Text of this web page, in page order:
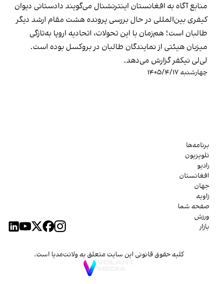
منابع آگاه به افغانستان اینترنشنال می‌گویند دادستانی دیوان
کیفری بین‌المللی در حال بررسی پرونده هشت مقام ارشد دیگر
طالبان است؛ هم‌زمان با این تحولات، اتحادیه اروپا به‌تازگی
میزبان هیئتی از نمایندگان طالبان در بروکسل بوده است.
لی‌لی نیکفر گزارش می‌دهد.
چهارشنبه ۱۴۰۵/۴/۱۷
برنامه‌ها
تلویزیون
رادیو
افغانستان
جهان
زاویه
صفحه شما
ورزش
بازار
کلیه حقوق قانونی این سایت متعلق به ولانت‌مدیا است.